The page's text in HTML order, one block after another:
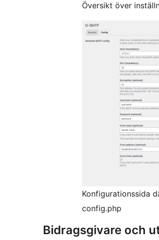
Översikt över
Konfigurationssida
config.php
Bidragsgivare och